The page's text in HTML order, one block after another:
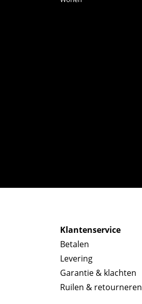
Klantenservice
Betalen
Levering
Garantie & klachten
Ruilen & retourneren